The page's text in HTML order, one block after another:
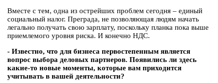
Вместе с тем, одна из острейших проблем сегодня – единый
социальный налог. Преграда, не позволяющая людям начать
легально получать свою зарплату, поскольку планка пока выше
приемлемого уровня риска. И конечно НДС.
- Известно, что для бизнеса первостепенным является
вопрос выбора деловых партнеров. Появились ли здесь
какие-то новые моменты, которые вам приходится
учитывать в вашей деятельности?